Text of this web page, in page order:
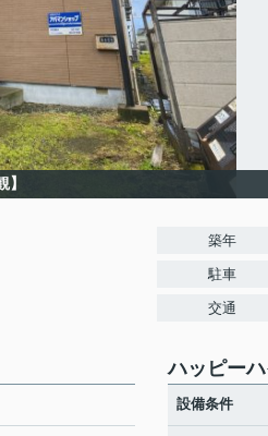
】
築年
駐車
交通
ハッピー
設備条件